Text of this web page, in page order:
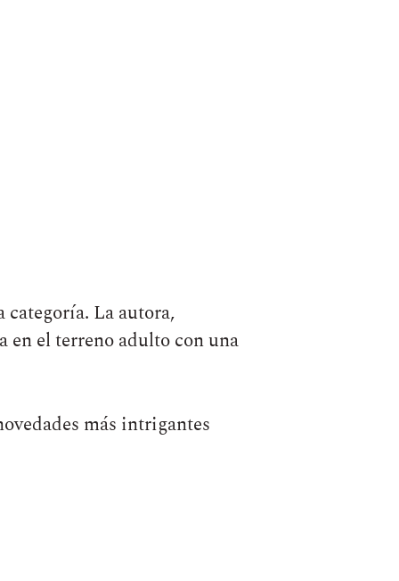
categoría. La autora,
en el terreno adulto con una
más intrigantes